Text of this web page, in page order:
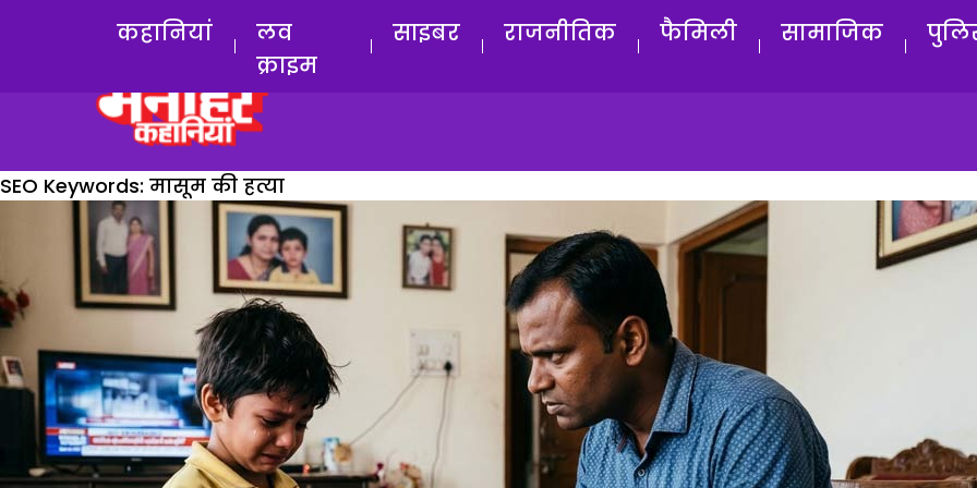
कहानियां
लव
क्राइम
साइबर राजनीतिक फैमिली सामाजिक
SEO Keywords: मासूम की हत्या